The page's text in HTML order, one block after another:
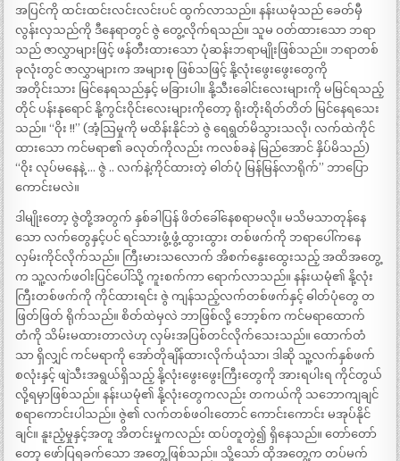
အပြင်ကို ထင်းထင်းလင်းလင်းပင် ထွက်လာသည်။ နန်းယမုံသည် ခေတ်မှီ
လွန်းလှသည်ကို ဒီနေရာတွင် ဇွဲ တွေ့လိုက်ရသည်။ သူမ ဝတ်ထားသော ဘရာ
သည် ဇာလွှာများဖြင့် ဖန်တီးထားသော ပုံဆန်းဘရာမျိုးဖြစ်သည်။ ဘရာတစ်
ခုလုံးတွင် ဇာလွှာများက အများစု ဖြစ်သဖြင့် နို့လုံးဖွေးဖွေးတွေကို
အတိုင်းသား မြင်နေရသည်နှင့် မခြားပါ။ နို့သီးခေါင်းလေးများကို မမြင်ရသည့်
တိုင် ပန်းနုရောင် နို့ကွင်းဝိုင်းလေးများကိုတော့ ရိုးတိုးရိတ်တိတ် မြင်နေရသေး
သည်။ “ဝိုး !!” (အံ့သြမှုကို မထိန်းနိုင်ဘဲ ဇွဲ ရေရွတ်မိသွားသလို၊ လက်ထဲကိုင်
ထားသော ကင်မရာ၏ ခလုတ်ကိုလည်း ကလစ်ခနဲ မြည်အောင် နှိပ်မိသည်)
“ဝိုး လုပ်မနေနဲ့ … ဇွဲ .. လက်နဲ့ကိုင်ထားတဲ့ ဓါတ်ပုံ မြန်မြန်လာရိုက်” ဘာပြော
ကောင်းမလဲ။
ဒါမျိုးတော့ ဇွဲတို့အတွက် နှစ်ခါပြန် ဖိတ်ခေါ်နေစရာမလို။ မသိမသာတုန်နေ
သော လက်တွေနှင့်ပင် ရင်သားဖွံ့ဖွံ့ထွားထွား တစ်ဖက်ကို ဘရာပေါ်ကနေ
လှမ်းကိုင်လိုက်သည်။ ကြီးမားသလောက် အိစက်နွေးထွေးသည့် အထိအတွေ့
က သူ့လက်ဖဝါးပြင်ပေါ်သို့ ကူးစက်ကာ ရောက်လာသည်။ နန်းယမုံ၏ နို့လုံး
ကြီးတစ်ဖက်ကို ကိုင်ထားရင်း ဇွဲ ကျန်သည့်လက်တစ်ဖက်နှင့် ဓါတ်ပုံတွေ တ
ဖြတ်ဖြတ် ရိုက်သည်။ စိတ်ထဲမှလဲ ဘာဖြစ်လို့ ဘော့စ်က ကင်မရာထောက်
တံကို သိမ်းမထားတာလဲဟု လှမ်းအပြစ်တင်လိုက်သေးသည်။ ထောက်တံ
သာ ရှိလျှင် ကင်မရာကို အော်တိုချိန်ထားလိုက်ယုံသာ၊ ဒါဆို သူ့လက်နှစ်ဖက်
စလုံးနှင့် ဖျဲသီးအရွယ်ရှိသည့် နို့လုံးဖွေးဖွေးကြီးတွေကို အားရပါးရ ကိုင်တွယ်
လို့ရမှာဖြစ်သည်။ နန်းယမုံ၏ နို့လုံးတွေကလည်း တကယ်ကို သဘောကျချင်
စရာကောင်းပါသည်။ ဇွဲ၏ လက်တစ်ဖဝါးတောင် ကောင်းကောင်း မအုပ်နိုင်
ချင်။ နူးညံ့မှုနှင့်အတူ အိတင်းမှုကလည်း ထပ်တူတွဲ၍ ရှိနေသည်။ တော်တော်
တော့ ဖော်ပြရခက်သော အတွေ့ဖြစ်သည်။ သို့သော် ထိုအတွေ့က တပ်မက်